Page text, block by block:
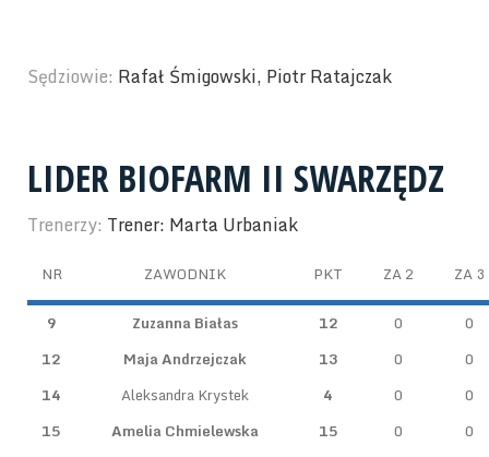
Sędziowie: Rafał Śmigowski, Piotr Ratajczak
LIDER BIOFARM II SWARZĘDZ
Trenerzy: Trener: Marta Urbaniak
NR ZAWODNIK PKT ZA 2 ZA 3
9 Zuzanna Białas 12 0
0
12
Maja Andrzejczak 13 0
0
14
Aleksandra Krystek 4 0
0
15
Amelia Chmielewska 15 0
0